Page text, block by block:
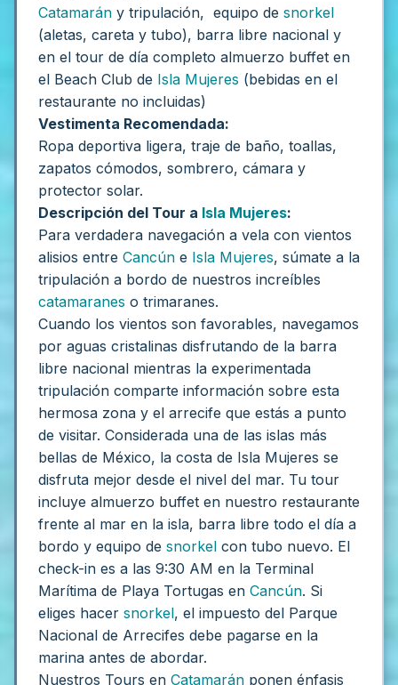
Catamarán y tripulación, equipo de snorkel
(aletas, careta y tubo), barra libre nacional y
en el tour de día completo almuerzo buffet en
el Beach Club de Isla Mujeres (bebidas en el
restaurante no incluidas)
Vestimenta Recomendada:
Ropa deportiva ligera, traje de baño, toallas,
zapatos cómodos, sombrero, cámara y
protector solar.
Descripción del Tour a Isla Mujeres:
Para verdadera navegación a vela con vientos
alisios entre Cancún e Isla Mujeres, súmate a la
tripulación a bordo de nuestros increíbles
catamaranes o trimaranes.
Cuando los vientos son favorables, navegamos
por aguas cristalinas disfrutando de la barra
libre nacional mientras la experimentada
tripulación comparte información sobre esta
hermosa zona y el arrecife que estás a punto
de visitar. Considerada una de las islas más
bellas de México, la costa de Isla Mujeres se
disfruta mejor desde el nivel del mar. Tu tour
incluye almuerzo buffet en nuestro restaurante
frente al mar en la isla, barra libre todo el día a
bordo y equipo de snorkel con tubo nuevo. El
check-in es a las 9:30 AM en la Terminal
Marítima de Playa Tortugas en Cancún. Si
eliges hacer snorkel, el impuesto del Parque
Nacional de Arrecifes debe pagarse en la
marina antes de abordar.
Nuestros Tours en Catamarán ponen énfasis